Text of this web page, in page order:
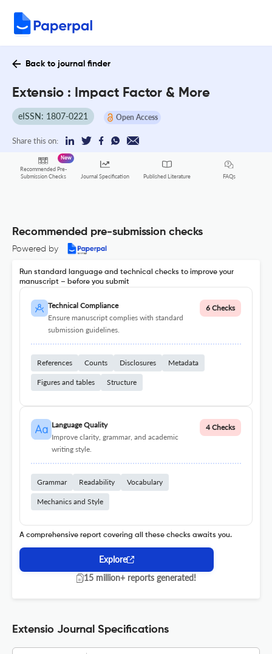
Back to journal finder
Extensio : Impact Factor & More
eISSN: 1807-0221 Open Access
Share this on:
Recommended Pre-
Submission Checks
New
Journal Specification Published Literature FAQs
Recommended pre-submission checks
Powered by
Run standard language and technical checks to improve your
manuscript – before you submit
Technical Compliance
Ensure manuscript complies with standard
submission guidelines.
6 Checks
References Counts Disclosures Metadata
Figures and tables Structure
Language Quality
Improve clarity, grammar, and academic
writing style.
4 Checks
Grammar Readability Vocabulary
Mechanics and Style
A comprehensive report covering all these checks awaits you.
Explore
15 million+ reports generated!
Extensio Journal Specifications